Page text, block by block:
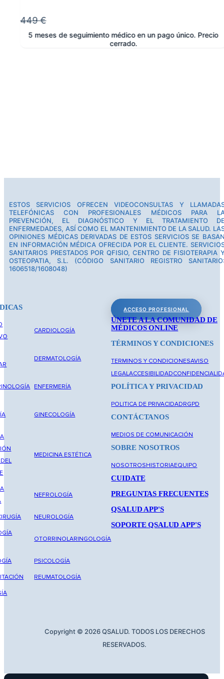
449 €
5 meses de seguimiento médico en un pago único. Precio
cerrado.
ESTOS SERVICIOS OFRECEN VIDEOCONSULTAS Y
TELEFÓNICAS CON PROFESIONALES MÉDICOS PARA
PREVENCIÓN, EL DIAGNÓSTICO Y EL TRATAMIENTO
ENFERMEDADES, ASÍ COMO EL MANTENIMIENTO DE LA SALUD.
OPINIONES MÉDICAS DERIVADAS DE ESTOS SERVICIOS SE
EN INFORMACIÓN MÉDICA OFRECIDA POR EL CLIENTE.
SANITARIOS PRESTADOS POR QFISIO, CENTRO DE FISIOTERAPIA
OSTEOPATIA, S.L. (CÓDIGO SANITARIO REGISTRO
1606518/1608048)
CARDIOLOGÍA
DERMATOLOGÍA
ENFERMERÍA
GINECOLOGÍA
MEDICINA ESTÉTICA
NEFROLOGÍA
NEUROLOGÍA
OTORRINOLARINGOLOGÍA
PSICOLOGÍA
REUMATOLOGÍA
ACCESO PROFESIONAL
ÚNETE A LA COMUNIDAD DE
MÉDICOS ONLINE
TÉRMINOS Y CONDICIONES
TERMINOS Y CONDICIONESAVISO
LEGALACCESIBILIDAD
POLÍTICA Y PRIVACIDAD
POLITICA DE PRIVACIDADRGPD
CONTÁCTANOS
MEDIOS DE COMUNICACIÓN
SOBRE NOSOTROS
NOSOTROSHISTORIAEQUIPO
CUIDATE
PREGUNTAS FRECUENTES
QSALUD APP'S
SOPORTE QSALUD APP'S
Copyright © 2026 QSALUD. TODOS LOS DERECHOS
RESERVADOS.